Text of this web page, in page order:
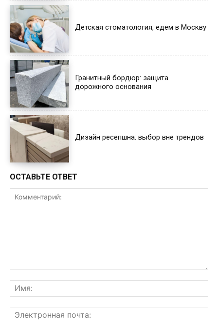
Детская стоматология, едем в Москву
Гранитный бордюр: защита
дорожного основания
Дизайн ресепшна: выбор вне трендов
ОСТАВЬТЕ ОТВЕТ